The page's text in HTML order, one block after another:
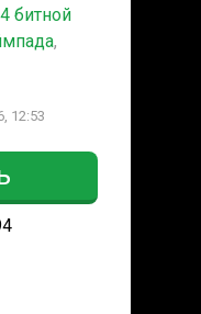
битной
,
12:53